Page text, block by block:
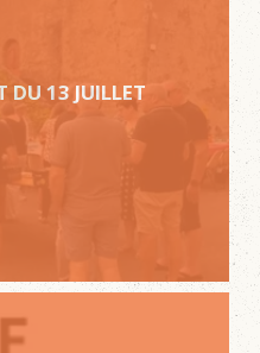
DU 13 JUILLET